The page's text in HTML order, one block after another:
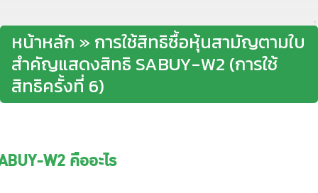
หน้าหลัก » การใช้สิทธิซื้อหุ้นสามัญตามใบ
สำคัญแสดงสิทธิ SABUY-W2 (การใช้
สิทธิครั้งที่ 6)
W2 คืออะไร